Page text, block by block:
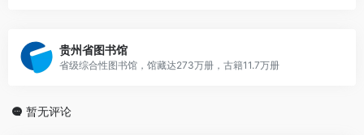
贵州省图书馆
省级综合性图书馆，馆藏达273万册，古籍11.7万册
暂无评论